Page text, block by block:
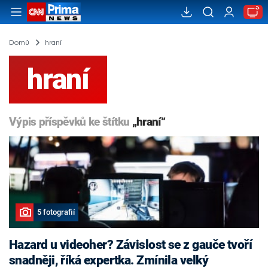
Domů hraní
hraní
Výpis příspěvků ke štítku „hraní“
5 fotografií
Hazard u videoher? Závislost se z gauče tvoří
snadněji, říká expertka. Zmínila velký